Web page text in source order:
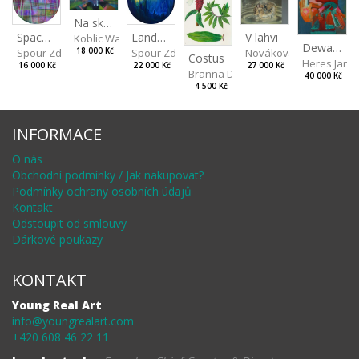
Spaces III
Spour Zdeněk
16 000 Kč
Na skalách
Koblic Walterová Martina
18 000 Kč
Landscape II
Spour Zdeněk
22 000 Kč Costus
Branna Dorota
4 500 Kč
V lahvi
Nováková Blanka
27 000 Kč
Dewa pagan
Heres Jan
40 000 Kč
INFORMACE
O nás
Obchodní podmínky / Jak nakupovat?
Podmínky ochrany osobních údajů
Kontakt
Odstoupit od smlouvy
Dárkové poukazy
KONTAKT
Young Real Art
info@youngrealart.com
+420 608 46 22 11